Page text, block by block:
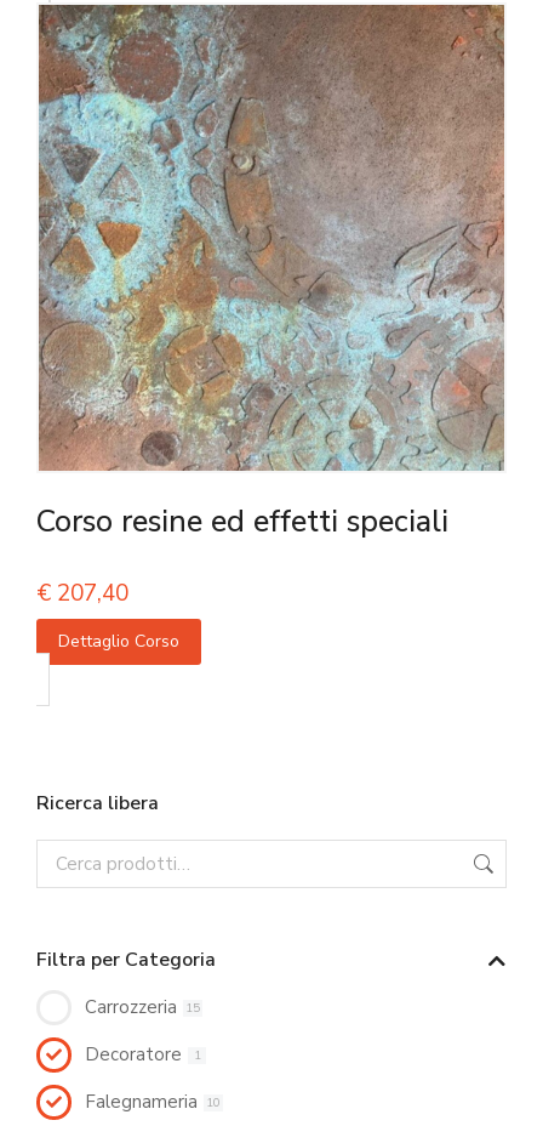
Corso resine ed effetti speciali
€ 207,40
Dettaglio Corso
Ricerca libera
Filtra per Categoria
Carrozzeria 15
Decoratore 1
Falegnameria 10